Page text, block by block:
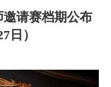
请赛档期公布
日）